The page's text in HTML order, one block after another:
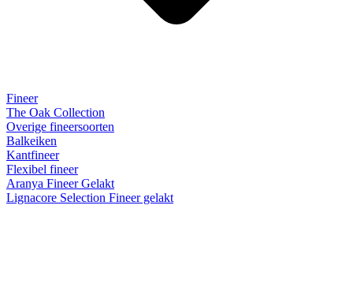
Fineer
The Oak Collection
Overige fineersoorten
Balkeiken
Kantfineer
Flexibel fineer
Aranya Fineer Gelakt
Lignacore Selection Fineer gelakt